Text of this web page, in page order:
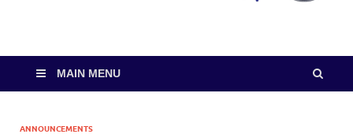
MAIN MENU
ANNOUNCEMENTS